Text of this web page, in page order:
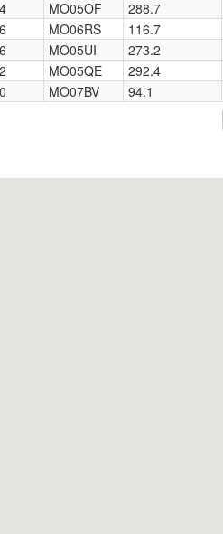
MO05OF 288.7
MO06RS 116.7
MO05UI 273.2
MO05QE 292.4
MO07BV 94.1